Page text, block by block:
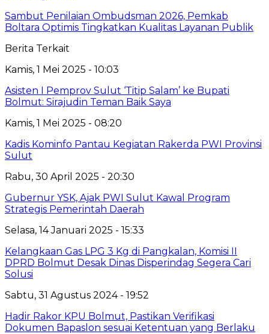
Sambut Penilaian Ombudsman 2026, Pemkab
Boltara Optimis Tingkatkan Kualitas Layanan Publik
Berita Terkait
Kamis, 1 Mei 2025 - 10:03
Asisten I Pemprov Sulut ‘Titip Salam’ ke Bupati
Bolmut: Sirajudin Teman Baik Saya
Kamis, 1 Mei 2025 - 08:20
Kadis Kominfo Pantau Kegiatan Rakerda PWI Provinsi
Sulut
Rabu, 30 April 2025 - 20:30
Gubernur YSK, Ajak PWI Sulut Kawal Program
Strategis Pemerintah Daerah
Selasa, 14 Januari 2025 - 15:33
Kelangkaan Gas LPG 3 Kg di Pangkalan, Komisi II
DPRD Bolmut Desak Dinas Disperindag Segera Cari
Solusi
Sabtu, 31 Agustus 2024 - 19:52
Hadir Rakor KPU Bolmut, Pastikan Verifikasi
Dokumen Bapaslon sesuai Ketentuan yang Berlaku